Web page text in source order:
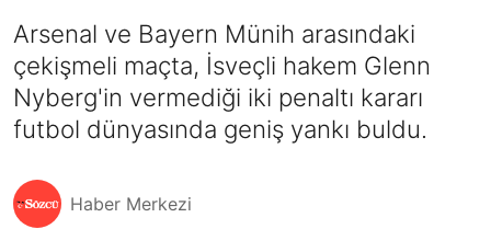
Arsenal ve Bayern Münih arasındaki
çekişmeli maçta, İsveçli hakem Glenn
Nyberg'in vermediği iki penaltı kararı
futbol dünyasında geniş yankı buldu.
Haber Merkezi